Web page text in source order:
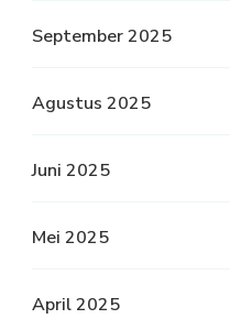
September 2025
Agustus 2025
Juni 2025
Mei 2025
April 2025